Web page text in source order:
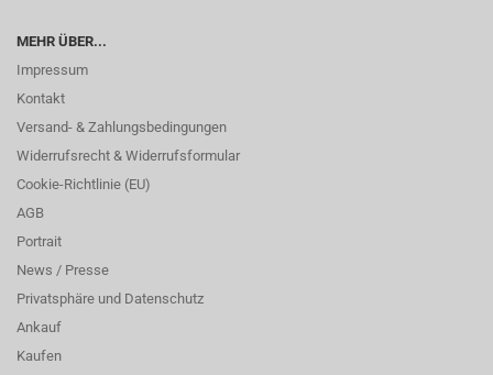
MEHR ÜBER...
Impressum
Kontakt
Versand- & Zahlungsbedingungen
Widerrufsrecht & Widerrufsformular
Cookie-Richtlinie (EU)
AGB
Portrait
News / Presse
Privatsphäre und Datenschutz
Ankauf
Kaufen